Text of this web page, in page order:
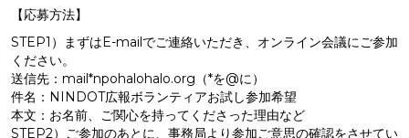
【応募方法】
STEP1）まずはE-mailでご連絡いただき、オンライン会議にご参加
ください。
送信先：mail*npohalohalo.org（*を@に）
件名：NINDOT広報ボランティアお試し参加希望
本文：お名前、ご関心を持ってくださった理由など
STEP2）ご参加のあとに、事務局より参加ご意思の確認をさせてい